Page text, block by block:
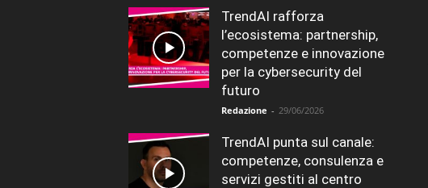
TrendAI rafforza
l’ecosistema: partnership,
competenze e innovazione
per la cybersecurity del
futuro
Redazione - 29/06/2026
TrendAI punta sul canale:
competenze, consulenza e
servizi gestiti al centro